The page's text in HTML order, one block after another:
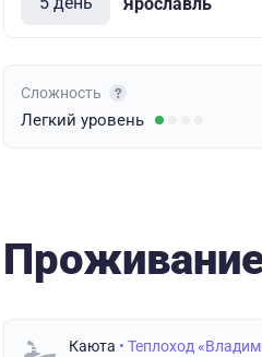
Сложность
Легкий уровень
Каюта • Теплоход